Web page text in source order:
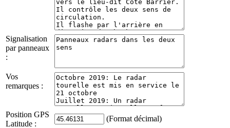
Signalisation
par panneaux
:
Vos
remarques :
Position GPS
Latitude :
(Format décimal)